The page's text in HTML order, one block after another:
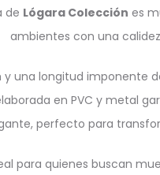
de Lógara Colección es
ambientes con una
una longitud imponente
en PVC y metal
perfecto para
para quienes buscan